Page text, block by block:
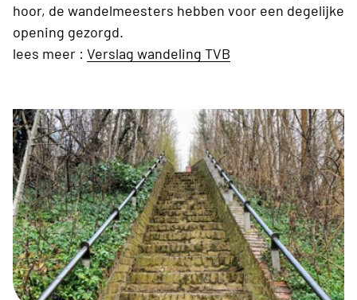
hoor, de wandelmeesters hebben voor een degelijke
opening gezorgd.
lees meer : Verslag wandeling TVB